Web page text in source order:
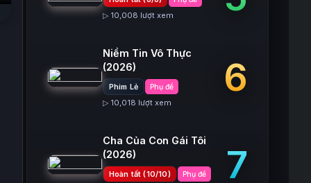
▷ 10,008 lượt xem
Niềm Tin Vô Thực
(2026)
Phim Lẻ Phụ đề
▷ 10,018 lượt xem
6
Cha Của Con Gái Tôi
(2026)
Hoàn tất (10/10) Phụ đề 7